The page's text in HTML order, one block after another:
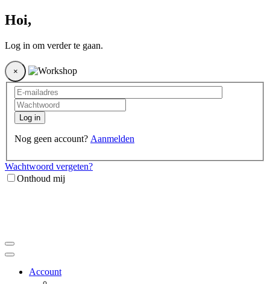
Hoi,
Log in om verder te gaan.
×
Log in
Nog geen account? Aanmelden
Wachtwoord vergeten?
Onthoud mij
Account